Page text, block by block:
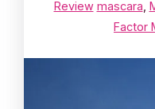
Review mascara
Factor